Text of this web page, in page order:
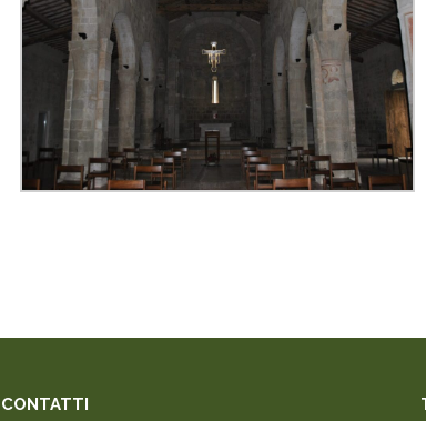
CONTATTI